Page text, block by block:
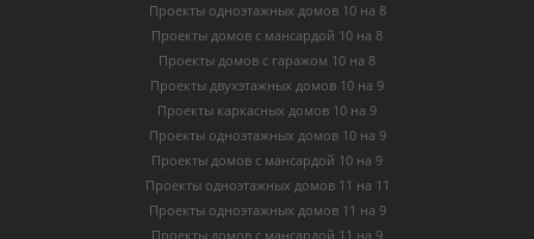
Проекты одноэтажных домов 10 на 8
Проекты домов с мансардой 10 на 8
Проекты домов с гаражом 10 на 8
Проекты двухэтажных домов 10 на 9
Проекты каркасных домов 10 на 9
Проекты одноэтажных домов 10 на 9
Проекты домов с мансардой 10 на 9
Проекты одноэтажных домов 11 на 11
Проекты одноэтажных домов 11 на 9
Проекты домов с мансардой 11 на 9